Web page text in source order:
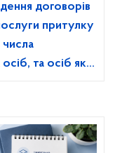
договорів
притулку
та осіб які